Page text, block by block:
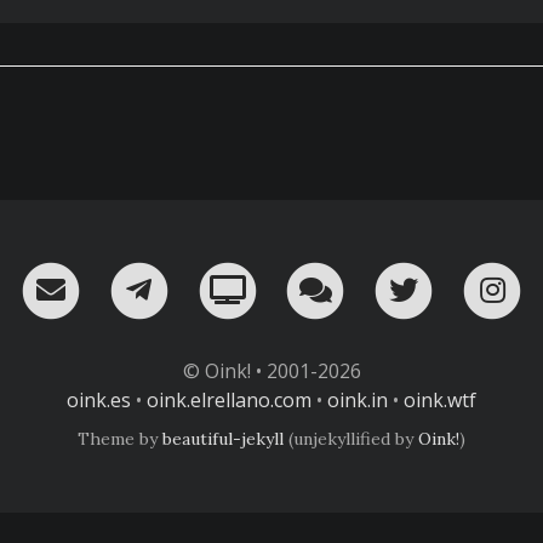
¡Mándame un email!
¡Nuestro canal en Telegram!
Oink! TV Charla conTwitter
© Oink! • 2001-2026
oink.es • oink.elrellano.com • oink.in • oink.wtf
Theme bybeautiful-jekyll (unjekyllified byOink!)